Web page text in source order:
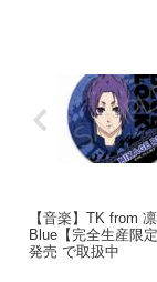
【音楽】TK from
Blue【完全生産限
発売 で取扱中